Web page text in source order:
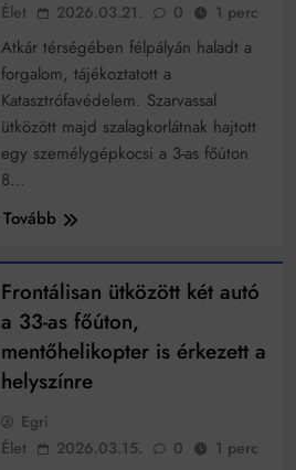
Élet
2026.03.21. 0 1 perc
Atkár térségében félpályán haladt a
forgalom, tájékoztatott a
Katasztrófavédelem. Szarvassal
ütközött majd szalagkorlátnak hajtott
egy személygépkocsi a 3-as főúton
8…
Tovább
Frontálisan ütközött két autó
a 33-as főúton,
mentőhelikopter is érkezett a
helyszínre
Egri
Élet
2026.03.15. 0 1 perc